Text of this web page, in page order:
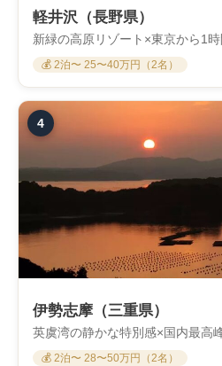
軽井沢（長野県）
新緑の高原リゾート×東京から1
💰 2泊〜 25〜40万円（2名）
4
伊勢志摩（三重県）
英虞湾の静かな特別感×国内最高
💰 2泊〜 28〜50万円（2名）